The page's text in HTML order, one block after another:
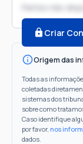
Partes não
Criar
Origem das
Todas as
coletadas
sistemas dos
sobre como
Caso identifique
por favor, nos
dados.